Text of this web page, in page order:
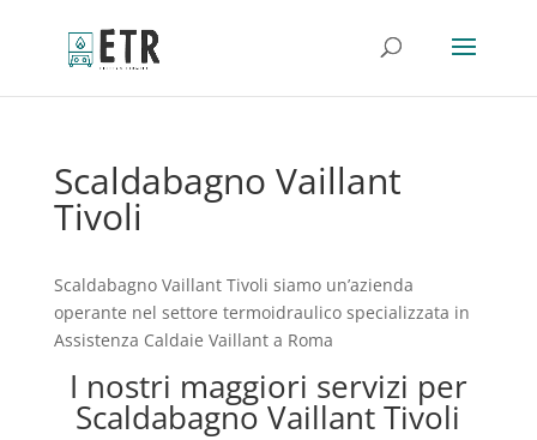
Scaldabagno Vaillant
Tivoli
Scaldabagno Vaillant Tivoli siamo un’azienda
operante nel settore termoidraulico specializzata in
Assistenza Caldaie Vaillant a Roma
I nostri maggiori servizi per
Scaldabagno Vaillant Tivoli